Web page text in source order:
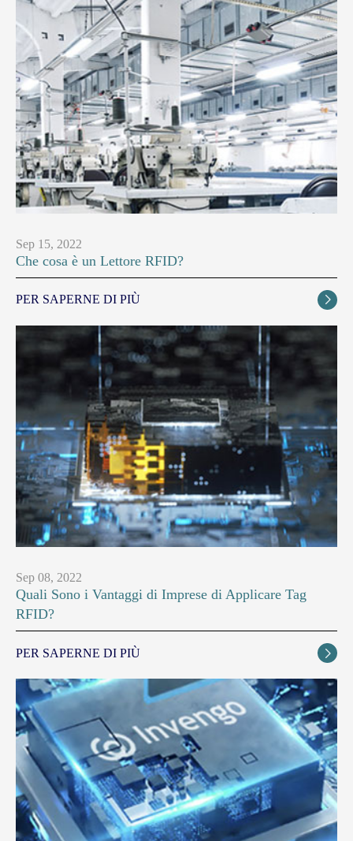
Sep 15, 2022
Che cosa è un Lettore RFID?
PER SAPERNE DI PIÙ 
Sep 08, 2022
Quali Sono i Vantaggi di Imprese di Applicare Tag
RFID?
PER SAPERNE DI PIÙ 